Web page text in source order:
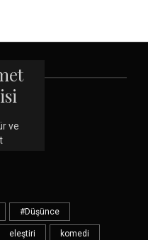
ve
#Düşünce
eleştiri komedi